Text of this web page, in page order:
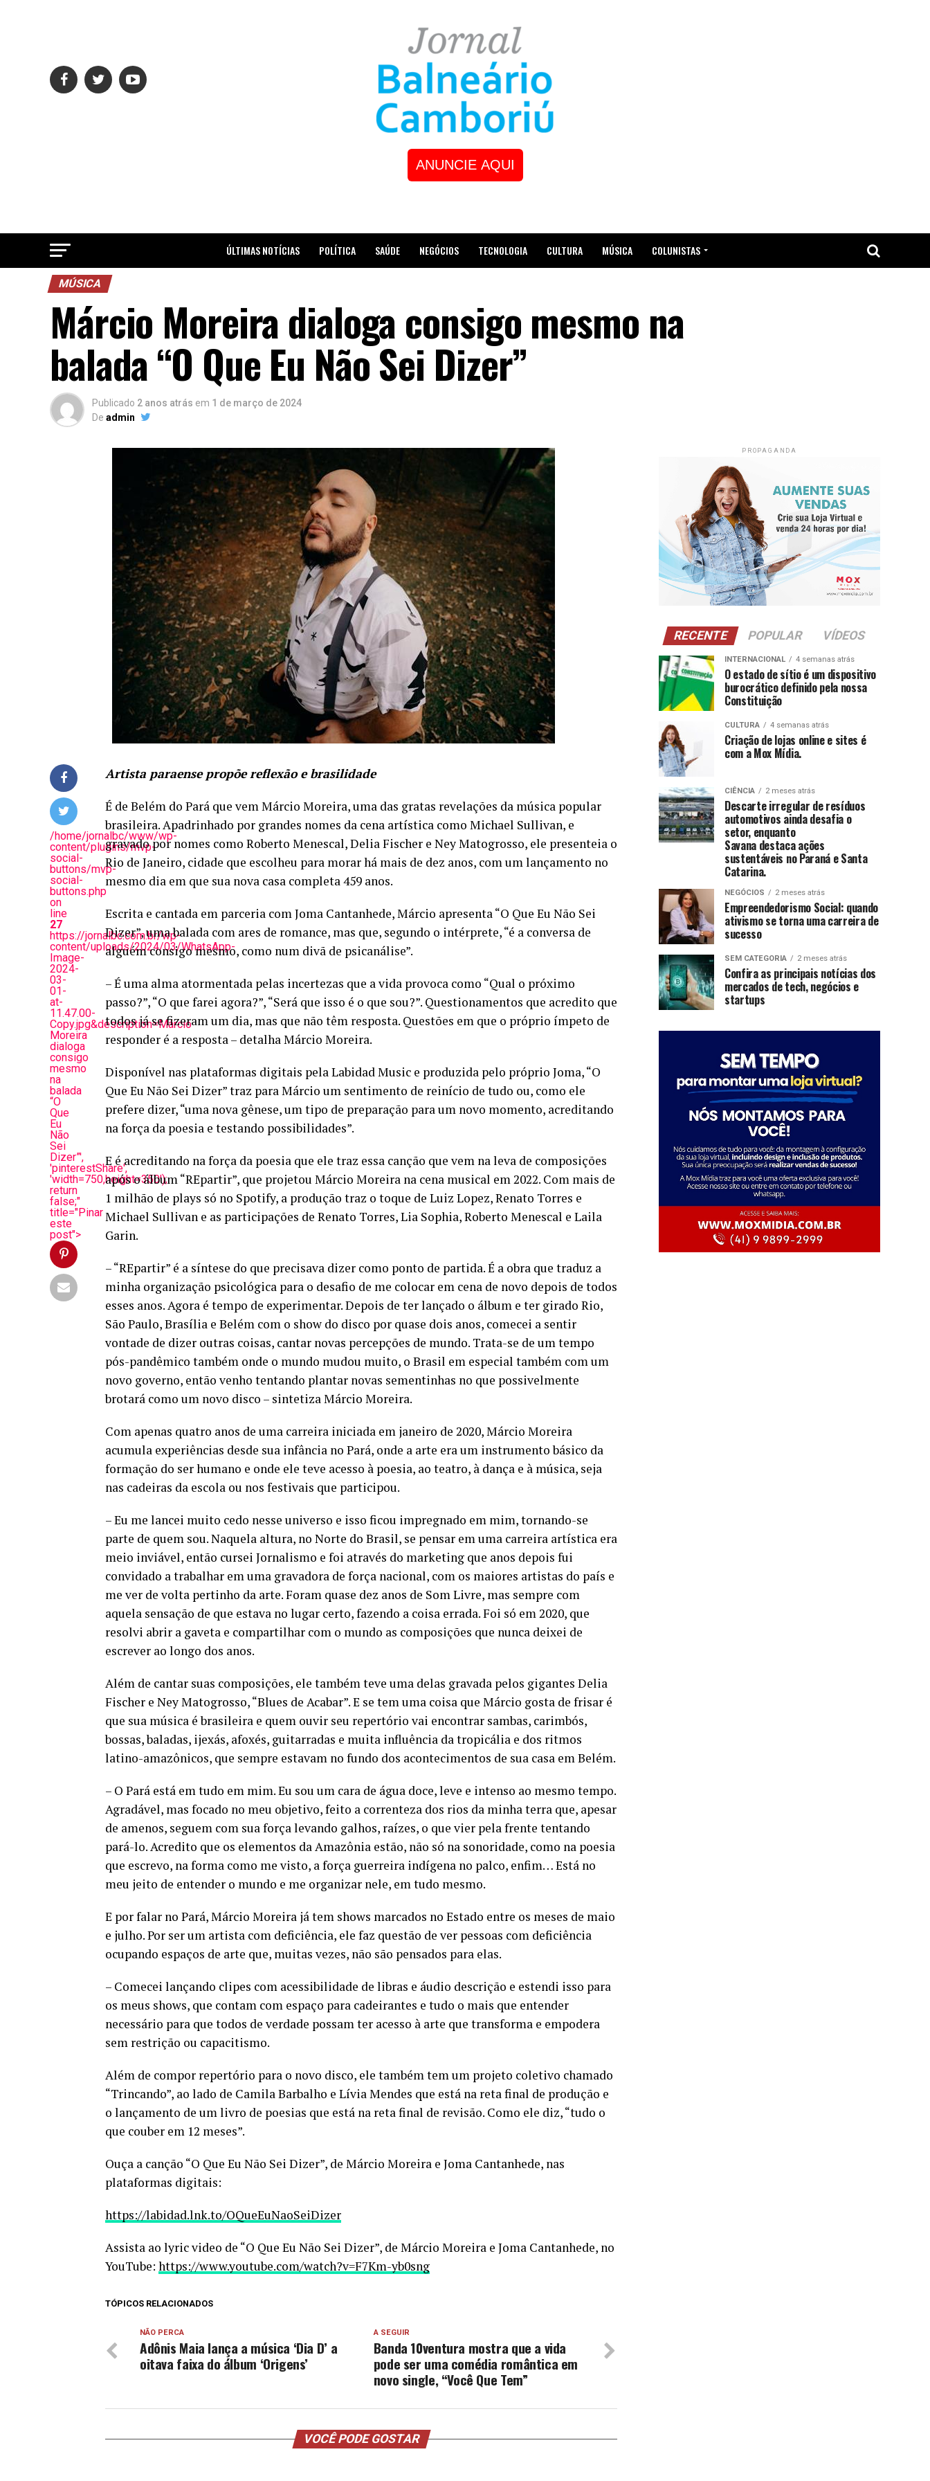
ANUNCIE AQUI
ÚLTIMAS NOTÍCIAS POLÍTICA SAÚDE NEGÓCIOS TECNOLOGIA CULTURA MÚSICA COLUNISTAS
MÚSICA
Márcio Moreira dialoga consigo mesmo na
balada “O Que Eu Não Sei Dizer”
Publicado 2 anos atrás em 1 de março de 2024
De admin
/home/jornalbc/www/wp-
content/plugins/mvp-
social-
buttons/mvp-
social-
buttons.php
on
line
27
https://jornalbc.com.br/wp-
content/uploads/2024/03/WhatsApp-
Image-
2024-
03-
01-
at-
11.47.00-
Copy.jpg&description=Márcio
Moreira
dialoga
consigo
mesmo
na
balada
“O
Que
Eu
Não
Sei
Dizer”',
'pinterestShare',
'width=750,height=350');
return
false;"
title="Pinar
este
post">
Artista paraense propõe reflexão e brasilidade
É de Belém do Pará que vem Márcio Moreira, uma das gratas revelações da música popular
brasileira. Apadrinhado por grandes nomes da cena artística como Michael Sullivan, e
gravado por nomes como Roberto Menescal, Delia Fischer e Ney Matogrosso, ele presenteia o
Rio de Janeiro, cidade que escolheu para morar há mais de dez anos, com um lançamento no
mesmo dia em que sua nova casa completa 459 anos.
Escrita e cantada em parceria com Joma Cantanhede, Márcio apresenta “O Que Eu Não Sei
Dizer”, uma balada com ares de romance, mas que, segundo o intérprete, “é a conversa de
alguém consigo mesmo, como num divã de psicanálise”.
– É uma alma atormentada pelas incertezas que a vida provoca como “Qual o próximo
passo?”, “O que farei agora?”, “Será que isso é o que sou?”. Questionamentos que acredito que
todos já se fizeram um dia, mas que não têm resposta. Questões em que o próprio ímpeto de
responder é a resposta – detalha Márcio Moreira.
Disponível nas plataformas digitais pela Labidad Music e produzida pelo próprio Joma, “O
Que Eu Não Sei Dizer” traz para Márcio um sentimento de reinício de tudo ou, como ele
prefere dizer, “uma nova gênese, um tipo de preparação para um novo momento, acreditando
na força da poesia e testando possibilidades”.
E é acreditando na força da poesia que ele traz essa canção que vem na leva de composições
após o álbum “REpartir”, que projetou Márcio Moreira na cena musical em 2022. Com mais de
1 milhão de plays só no Spotify, a produção traz o toque de Luiz Lopez, Renato Torres e
Michael Sullivan e as participações de Renato Torres, Lia Sophia, Roberto Menescal e Laila
Garin.
– “REpartir” é a síntese do que precisava dizer como ponto de partida. É a obra que traduz a
minha organização psicológica para o desafio de me colocar em cena de novo depois de todos
esses anos. Agora é tempo de experimentar. Depois de ter lançado o álbum e ter girado Rio,
São Paulo, Brasília e Belém com o show do disco por quase dois anos, comecei a sentir
vontade de dizer outras coisas, cantar novas percepções de mundo. Trata-se de um tempo
pós-pandêmico também onde o mundo mudou muito, o Brasil em especial também com um
novo governo, então venho tentando plantar novas sementinhas no que possivelmente
brotará como um novo disco – sintetiza Márcio Moreira.
Com apenas quatro anos de uma carreira iniciada em janeiro de 2020, Márcio Moreira
acumula experiências desde sua infância no Pará, onde a arte era um instrumento básico da
formação do ser humano e onde ele teve acesso à poesia, ao teatro, à dança e à música, seja
nas cadeiras da escola ou nos festivais que participou.
– Eu me lancei muito cedo nesse universo e isso ficou impregnado em mim, tornando-se
parte de quem sou. Naquela altura, no Norte do Brasil, se pensar em uma carreira artística era
meio inviável, então cursei Jornalismo e foi através do marketing que anos depois fui
convidado a trabalhar em uma gravadora de força nacional, com os maiores artistas do país e
me ver de volta pertinho da arte. Foram quase dez anos de Som Livre, mas sempre com
aquela sensação de que estava no lugar certo, fazendo a coisa errada. Foi só em 2020, que
resolvi abrir a gaveta e compartilhar com o mundo as composições que nunca deixei de
escrever ao longo dos anos.
Além de cantar suas composições, ele também teve uma delas gravada pelos gigantes Delia
Fischer e Ney Matogrosso, “Blues de Acabar”. E se tem uma coisa que Márcio gosta de frisar é
que sua música é brasileira e quem ouvir seu repertório vai encontrar sambas, carimbós,
bossas, baladas, ijexás, afoxés, guitarradas e muita influência da tropicália e dos ritmos
latino-amazônicos, que sempre estavam no fundo dos acontecimentos de sua casa em Belém.
– O Pará está em tudo em mim. Eu sou um cara de água doce, leve e intenso ao mesmo tempo.
Agradável, mas focado no meu objetivo, feito a correnteza dos rios da minha terra que, apesar
de amenos, seguem com sua força levando galhos, raízes, o que vier pela frente tentando
pará-lo. Acredito que os elementos da Amazônia estão, não só na sonoridade, como na poesia
que escrevo, na forma como me visto, a força guerreira indígena no palco, enfim… Está no
meu jeito de entender o mundo e me organizar nele, em tudo mesmo.
E por falar no Pará, Márcio Moreira já tem shows marcados no Estado entre os meses de maio
e julho. Por ser um artista com deficiência, ele faz questão de ver pessoas com deficiência
ocupando espaços de arte que, muitas vezes, não são pensados para elas.
– Comecei lançando clipes com acessibilidade de libras e áudio descrição e estendi isso para
os meus shows, que contam com espaço para cadeirantes e tudo o mais que entender
necessário para que todos de verdade possam ter acesso à arte que transforma e empodera
sem restrição ou capacitismo.
Além de compor repertório para o novo disco, ele também tem um projeto coletivo chamado
“Trincando”, ao lado de Camila Barbalho e Lívia Mendes que está na reta final de produção e
o lançamento de um livro de poesias que está na reta final de revisão. Como ele diz, “tudo o
que couber em 12 meses”.
Ouça a canção “O Que Eu Não Sei Dizer”, de Márcio Moreira e Joma Cantanhede, nas
plataformas digitais:
https://labidad.lnk.to/OQueEuNaoSeiDizer
Assista ao lyric video de “O Que Eu Não Sei Dizer”, de Márcio Moreira e Joma Cantanhede, no
YouTube: https://www.youtube.com/watch?v=F7Km-yb0sng
TÓPICOS RELACIONADOS
A SEGUIR
Banda 10ventura mostra que a vida
pode ser uma comédia romântica em
novo single, “Você Que Tem”
NÃO PERCA
Adônis Maia lança a música ‘Dia D’ a
oitava faixa do álbum ‘Origens’
VOCÊ PODE GOSTAR
PROPAGANDA
RECENTE POPULAR VÍDEOS
INTERNACIONAL 4 semanas atrás
O estado de sítio é um dispositivo
burocrático definido pela nossa
Constituição
CULTURA 4 semanas atrás
Criação de lojas online e sites é
com a Mox Mídia.
CIÊNCIA 2 meses atrás
Descarte irregular de resíduos
automotivos ainda desafia o
setor, enquanto
Savana destaca ações
sustentáveis no Paraná e Santa
Catarina.
NEGÓCIOS 2 meses atrás
Empreendedorismo Social: quando
ativismo se torna uma carreira de
sucesso
SEM CATEGORIA 2 meses atrás
Confira as principais notícias dos
mercados de tech, negócios e
startups